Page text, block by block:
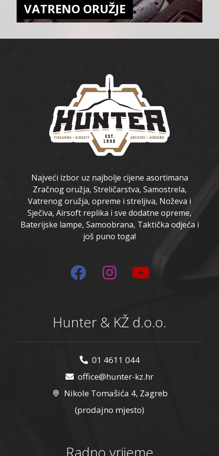
VATRENO ORUŽJE
Najveći izbor uz najbolje cijene asortimana
Zračnog oružja, Streličarstva, Samostrela,
Vatrenog oružja, opreme i streljiva, Noževa i
Sječiva, Airsoft replika i sve dodatne opreme,
Baterijske lampe, Samoobrana, Taktička odjeća i
još puno toga!
Hunter & KŽ d.o.o.
01 4611 044
office@hunter-kz.hr
Nikole Tomašića 4, Zagreb
(prodajno mjesto)
Radno vrijeme